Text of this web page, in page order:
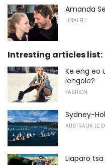
Amanda
LINALELI
Intresting articles list:
Ke eng eo
lengole?
FASHION
Sydney-
AUSTRALIA LE
Liaparo